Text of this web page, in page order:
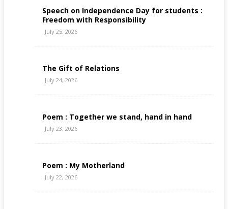
Speech on Independence Day for students :
Freedom with Responsibility
July 25, 2026
The Gift of Relations
July 24, 2026
Poem : Together we stand, hand in hand
July 23, 2026
Poem : My Motherland
July 22, 2026